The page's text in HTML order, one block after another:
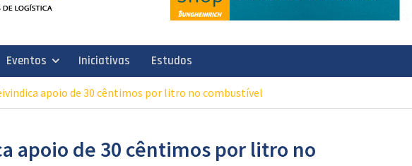
Eventos Iniciativas Estudos
apoio de 30 cêntimos por litro no combustível
apoio de 30 cêntimos por litro no